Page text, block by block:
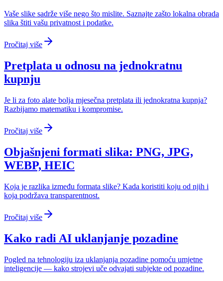
Vaše slike sadrže više nego što mislite. Saznajte zašto lokalna obrada
slika štiti vašu privatnost i podatke.
Pročitaj više
Pretplata u odnosu na jednokratnu
kupnju
Je li za foto alate bolja mjesečna pretplata ili jednokratna kupnja?
Razbijamo matematiku i kompromise.
Pročitaj više
Objašnjeni formati slika: PNG, JPG,
WEBP, HEIC
Koja je razlika između formata slike? Kada koristiti koju od njih i
koja podržava transparentnost.
Pročitaj više
Kako radi AI uklanjanje pozadine
Pogled na tehnologiju iza uklanjanja pozadine pomoću umjetne
inteligencije — kako strojevi uče odvajati subjekte od pozadine.